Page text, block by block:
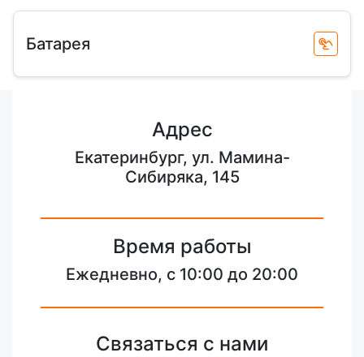
Батарея
Адрес
Екатеринбург, ул. Мамина-
Сибиряка, 145
Время работы
Ежедневно, с 10:00 до 20:00
Связаться с нами